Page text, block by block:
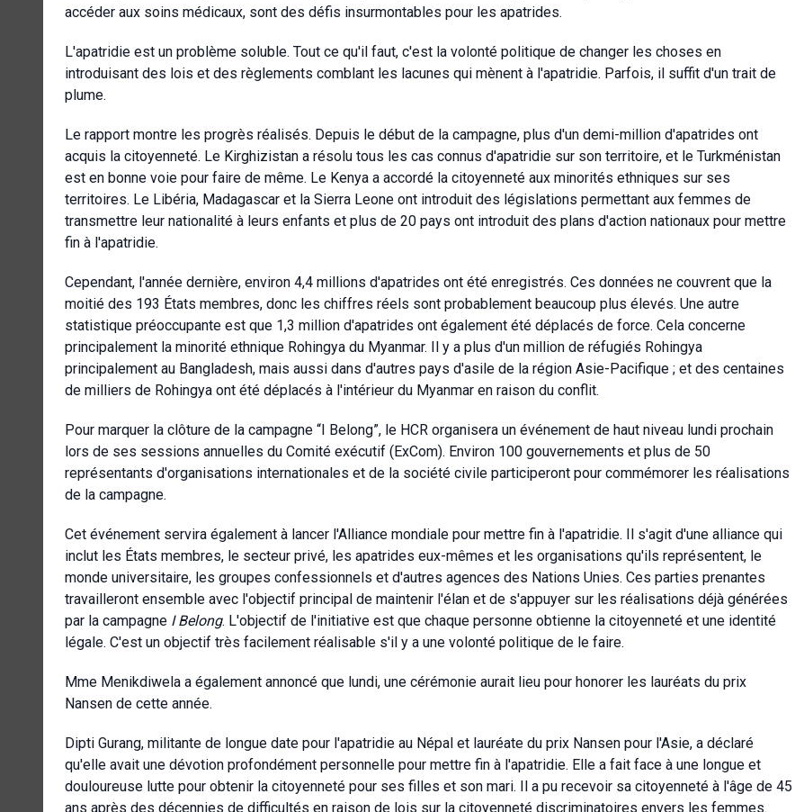
accéder aux soins médicaux, sont des défis insurmontables pour les apatrides.
L'apatridie est un problème soluble. Tout ce qu'il faut, c'est la volonté politique de changer les choses en
introduisant des lois et des règlements comblant les lacunes qui mènent à l'apatridie. Parfois, il suffit d'un trait de
plume.
Le rapport montre les progrès réalisés. Depuis le début de la campagne, plus d'un demi-million d'apatrides ont
acquis la citoyenneté. Le Kirghizistan a résolu tous les cas connus d'apatridie sur son territoire, et le Turkménistan
est en bonne voie pour faire de même. Le Kenya a accordé la citoyenneté aux minorités ethniques sur ses
territoires. Le Libéria, Madagascar et la Sierra Leone ont introduit des législations permettant aux femmes de
transmettre leur nationalité à leurs enfants et plus de 20 pays ont introduit des plans d'action nationaux pour mettre
fin à l'apatridie.
Cependant, l'année dernière, environ 4,4 millions d'apatrides ont été enregistrés. Ces données ne couvrent que la
moitié des 193 États membres, donc les chiffres réels sont probablement beaucoup plus élevés. Une autre
statistique préoccupante est que 1,3 million d'apatrides ont également été déplacés de force. Cela concerne
principalement la minorité ethnique Rohingya du Myanmar. Il y a plus d'un million de réfugiés Rohingya
principalement au Bangladesh, mais aussi dans d'autres pays d'asile de la région Asie-Pacifique ; et des centaines
de milliers de Rohingya ont été déplacés à l'intérieur du Myanmar en raison du conflit.
Pour marquer la clôture de la campagne “I Belong”, le HCR organisera un événement de haut niveau lundi prochain
lors de ses sessions annuelles du Comité exécutif (ExCom). Environ 100 gouvernements et plus de 50
représentants d'organisations internationales et de la société civile participeront pour commémorer les réalisations
de la campagne.
Cet événement servira également à lancer l'Alliance mondiale pour mettre fin à l'apatridie. Il s'agit d'une alliance qui
inclut les États membres, le secteur privé, les apatrides eux-mêmes et les organisations qu'ils représentent, le
monde universitaire, les groupes confessionnels et d'autres agences des Nations Unies. Ces parties prenantes
travailleront ensemble avec l'objectif principal de maintenir l'élan et de s'appuyer sur les réalisations déjà générées
par la campagne I Belong. L'objectif de l'initiative est que chaque personne obtienne la citoyenneté et une identité
légale. C'est un objectif très facilement réalisable s'il y a une volonté politique de le faire.
Mme Menikdiwela a également annoncé que lundi, une cérémonie aurait lieu pour honorer les lauréats du prix
Nansen de cette année.
Dipti Gurang, militante de longue date pour l'apatridie au Népal et lauréate du prix Nansen pour l'Asie, a déclaré
qu'elle avait une dévotion profondément personnelle pour mettre fin à l'apatridie. Elle a fait face à une longue et
douloureuse lutte pour obtenir la citoyenneté pour ses filles et son mari. Il a pu recevoir sa citoyenneté à l'âge de 45
ans après des décennies de difficultés en raison de lois sur la citoyenneté discriminatoires envers les femmes.